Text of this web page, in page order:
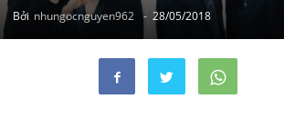
Bởi nhungocnguyen962 - 28/05/2018